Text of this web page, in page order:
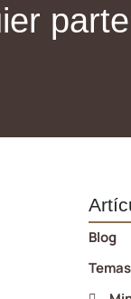
Blog
Temas